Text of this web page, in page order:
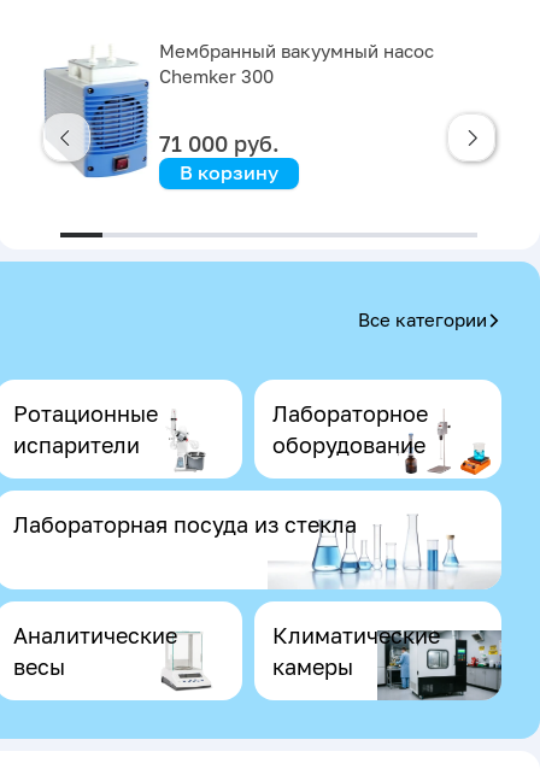
Органические
вещества
Неметаллы Растворители
Мембранный вакуумный насос
Chemker 300
71 000 руб.
В корзину
Все категории
Ротационные
испарители
Лабораторное
оборудование
Лабораторная посуда из стекла
Аналитические
весы
Климатические
камеры